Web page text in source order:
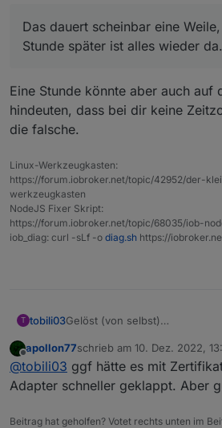
Einen neuen APP-Key habe
und in den Cloud-Adapter
dieser nur kurz, bleibt ein
(Dreieck) und wird wieder
Gruß
Das dauert scheinbar eine
Stunde später ist alles wieder da.
Eine Stunde könnte aber auch auf
hindeuten, dass bei dir keine
die falsche.
Linux-Werkzeugkasten:
https://forum.iobroker.net/topic/42952/der-
werkzeugkasten
NodeJS Fixer Skript:
https://forum.iobroker.net/topic/68035/iob-
iob_diag: curl -sLf -o diag.sh https://
T tobili03Gelöst (von selbst)
meine Fernzugriffslizens ist
ich habe heute eine Neue
Wenn ich jetzt aber
EDIT: Das dauert scheinbar
Offline
apollon77schrieb am 10. Dez. 2022,
zuletzt editiert von
@tobili03 ggf hätte es mit
Adapter schneller geklappt. Aber
Beitrag hat geholfen? Votet rechts unten im